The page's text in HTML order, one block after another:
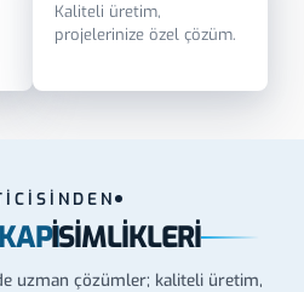
Kaliteli üretim,
projelerinize özel çözüm.
İSIMLIKLERI
uzman çözümler; kaliteli üretim,